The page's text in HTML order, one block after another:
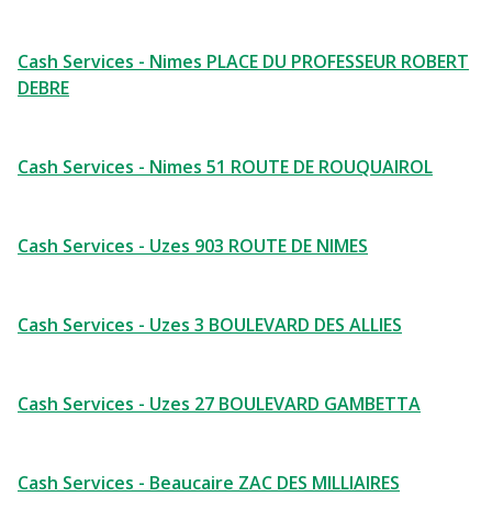
Cash Services - Nimes PLACE DU PROFESSEUR ROBERT
DEBRE
Cash Services - Nimes 51 ROUTE DE ROUQUAIROL
Cash Services - Uzes 903 ROUTE DE NIMES
Cash Services - Uzes 3 BOULEVARD DES ALLIES
Cash Services - Uzes 27 BOULEVARD GAMBETTA
Cash Services - Beaucaire ZAC DES MILLIAIRES